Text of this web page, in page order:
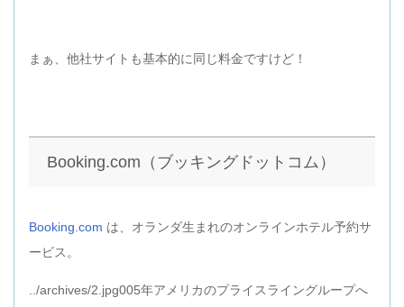
まぁ、他社サイトも基本的に同じ料金ですけど！
Booking.com（ブッキングドットコム）
Booking.com は、オランダ生まれのオンラインホテル予約サ
ービス。
../archives/2.jpg005年アメリカのプライスライングループへ